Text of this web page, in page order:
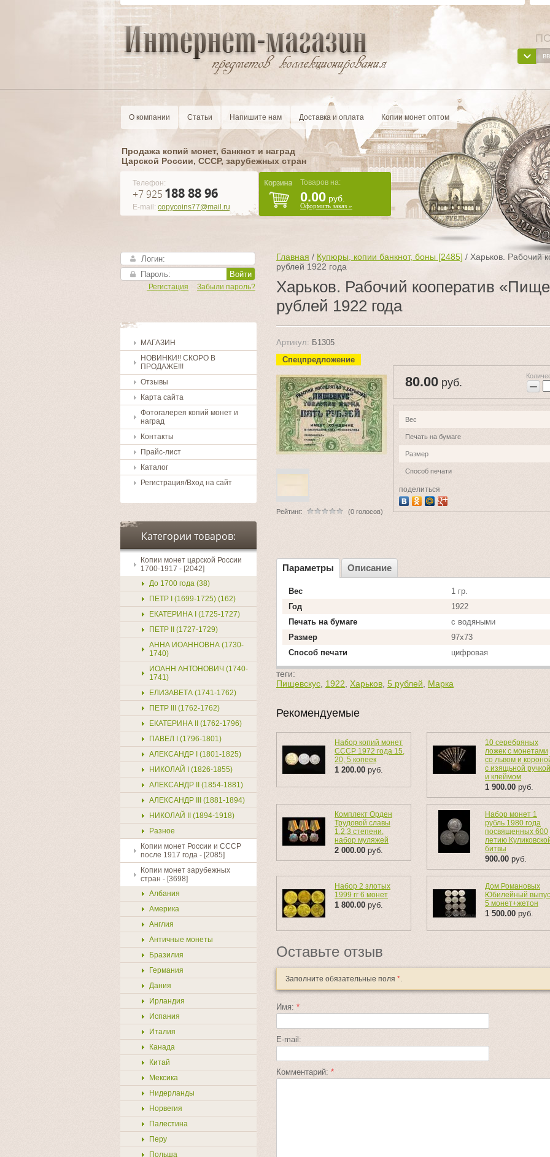
О компании Статьи Напишите нам Доставка и оплата Копии монет оптом
Продажа копий монет, банкнот и наград
Царской России, CCCР, зарубежных стран
Телефон:
+7 925 188 88 96
E-mail: copycoins77@mail.ru
Товаров на:
0.00 руб.
Оформить заказ »
Войти
Забыли пароль?
Регистация
МАГАЗИН
НОВИНКИ!! СКОРО В
ПРОДАЖЕ!!!
Отзывы
Карта сайта
Фотогалерея копий монет и
наград
Контакты
Прайс-лист
Каталог
Регистрация/Вход на сайт
Категории товаров:
Копии монет царской России
1700-1917 - [2042]
До 1700 года (38)
ПЕТР I (1699-1725) (162)
ЕКАТЕРИНА I (1725-1727)
ПЕТР II (1727-1729)
АННА ИОАННОВНА (1730-
1740)
ИОАНН АНТОНОВИЧ (1740-
1741)
ЕЛИЗАВЕТА (1741-1762)
ПЕТР III (1762-1762)
ЕКАТЕРИНА II (1762-1796)
ПАВЕЛ I (1796-1801)
АЛЕКСАНДР I (1801-1825)
НИКОЛАЙ I (1826-1855)
АЛЕКСАНДР II (1854-1881)
АЛЕКСАНДР III (1881-1894)
НИКОЛАЙ II (1894-1918)
Разное
Копии монет России и СССР
после 1917 года - [2085]
Копии монет зарубежных
стран - [3698]
Албания
Америка
Англия
Античные монеты
Бразилия
Германия
Дания
Ирландия
Испания
Италия
Канада
Китай
Мексика
Нидерланды
Норвегия
Палестина
Перу
Польша
Главная / Купюры, копии банкнот, боны [2485] / Харьков. Рабочий
рублей 1922 года
Харьков. Рабочий кооператив
рублей 1922 года
Артикул: Б1305
Спецпредложение
Рейтинг: (0 голосов)
80.00 руб. −
Вес
Печать на бумаге
Размер
Способ печати
поделиться
Параметры Описание
Вес
1 гр.
Год
1922
Печать на бумаге
с водяными
Размер
97х73
Способ печати
цифровая
теги:
Пищевскус 1922 Харьков 5 рублей Марка
Рекомендуемые
Набор копий монет
СССР 1972 года 15,
20, 5 копеек
1 200.00 руб.
10 серебряных
ложек с монетами
со львом и
с изящьной ручкой
и клеймом
1 900.00 руб.
Комплект Орден
Трудовой славы
1,2,3 степени,
набор муляжей
2 000.00 руб.
Набор монет 1
рубль 1980 года
посвященных 600
летию
битвы
900.00 руб.
Набор 2 злотых
1999 гг 6 монет
1 800.00 руб.
Дом Романовых
Юбилейный
5 монет+жетон
1 500.00 руб.
Оставьте отзыв
Заполните обязательные поля *.
Имя: *
E-mail:
Комментарий: *